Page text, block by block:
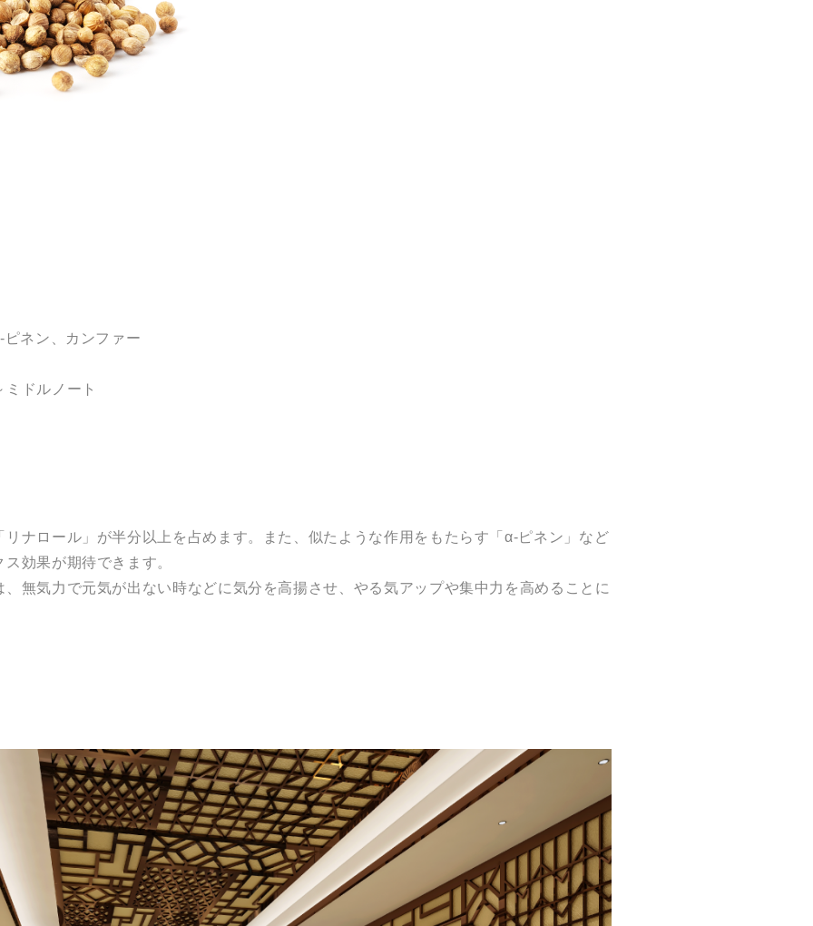
ネン、カンファー
ドルノート
ナロール」が半分以上を占めます。また、似たような作用をもたらす「α-ピネン」など
効果が期待できます。
無気力で元気が出ない時などに気分を高揚させ、やる気アップや集中力を高めることに